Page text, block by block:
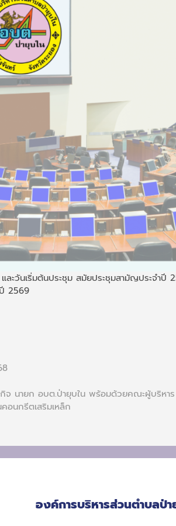
ละวันเริ่มต้นประชุม สมัยประชุมสามัญประจำปี
2569
นายก อบต.ป่ายุบใน พร้อมด้วยคณะผู้บริหาร
อนกรีตเสริมเหล็ก
องค์การบริหารส่วนตำบลป่า